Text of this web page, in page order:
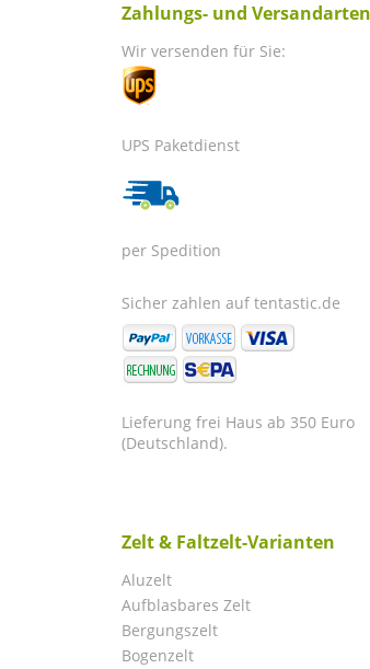
Zahlungs- und Versandarten
Wir versenden für Sie:
UPS Paketdienst
per Spedition
Sicher zahlen auf tentastic.de
Lieferung frei Haus ab 350 Euro
(Deutschland).
Zelt & Faltzelt-Varianten
Aluzelt
Aufblasbares Zelt
Bergungszelt
Bogenzelt